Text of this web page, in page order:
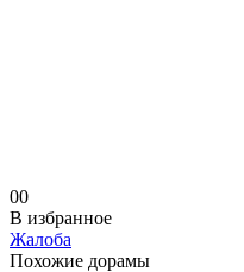
00
В избранное
Жалоба
Похожие дорамы